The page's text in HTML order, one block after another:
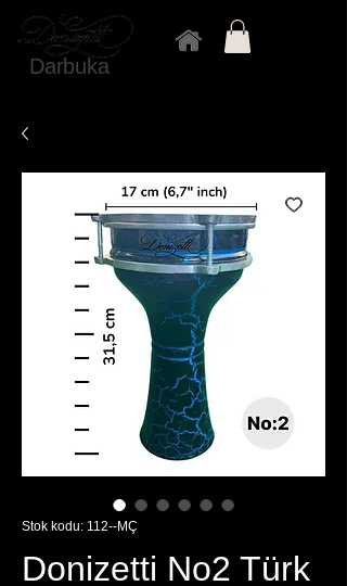
Darbuka
Stok kodu: 112--MÇ
Donizetti No2 Türk